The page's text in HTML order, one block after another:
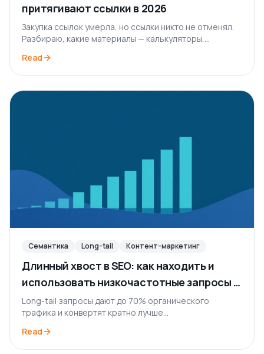
притягивают ссылки в 2026
Закупка ссылок умерла, но ссылки никто не отменял.
Разбираю, какие материалы — калькуляторы,
ссылки сами и без бюджета на аутрич.
Read
Семантика Long-tail Контент-маркетинг
Длинный хвост в SEO: как находить и
использовать низкочастотные запросы в
2026
Long-tail запросы дают до 70% органического
трафика и конвертят кратно лучше
кластеризовать и встраивать в стратегию контент-
маркетинга.
Read